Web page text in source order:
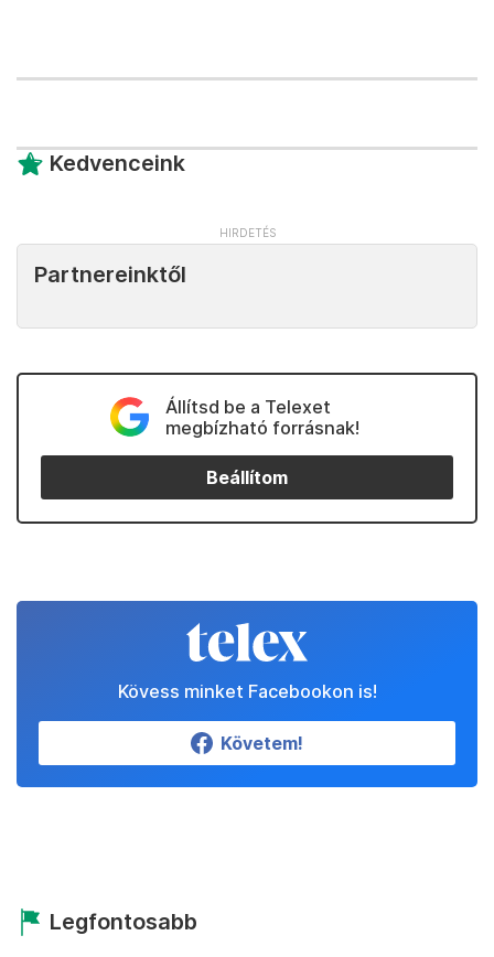
Kedvenceink
Partnereinktől
Állítsd be a Telexet
megbízható forrásnak!
Beállítom
Kövess minket Facebookon is!
Követem!
Legfontosabb